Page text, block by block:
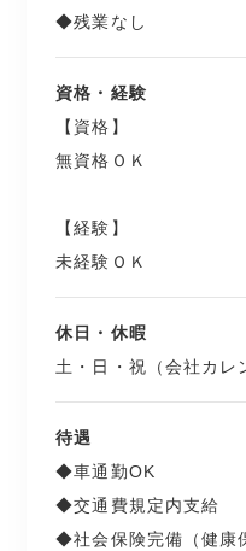
◆残業なし
資格・経験
【資格】
無資格ＯＫ
【経験】
未経験ＯＫ
休日・休暇
土・日・祝（会社カレ
待遇
◆車通勤OK
◆交通費規定内支給
◆社会保険完備（健康